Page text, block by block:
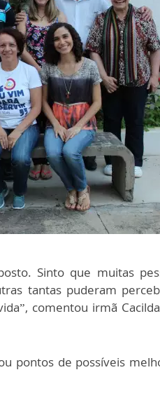
Sinto que muitas
tantas puderam
comentou irmã
pontos de possíveis